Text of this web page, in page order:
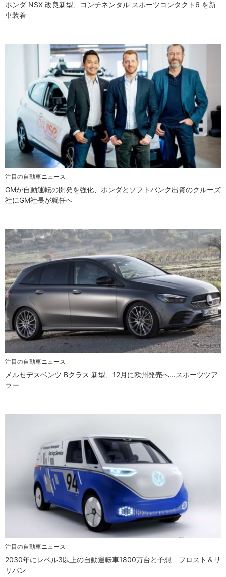
ホンダ NSX 改良新型、コンチネンタル スポーツコンタクト6 を新
車装着
注目の自動車ニュース
GMが自動運転の開発を強化、ホンダとソフトバンク出資のクルーズ
社にGM社長が就任へ
注目の自動車ニュース
メルセデスベンツ Bクラス 新型、12月に欧州発売へ…スポーツツア
ラー
注目の自動車ニュース
2030年にレベル3以上の自動運転車1800万台と予想 フロスト＆サ
リバン